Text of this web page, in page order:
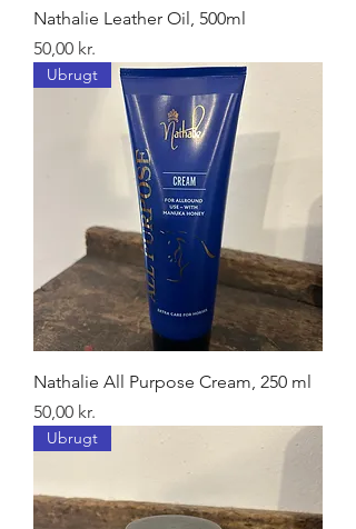
Nathalie Leather Oil, 500ml
Pris
50,00 kr.
Ubrugt
Nathalie All Purpose Cream, 250 ml
Pris
50,00 kr.
Ubrugt